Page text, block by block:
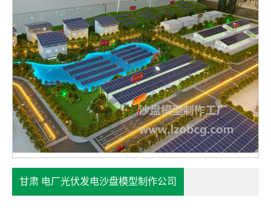
甘肃 电厂光伏发电沙盘模型制作公司